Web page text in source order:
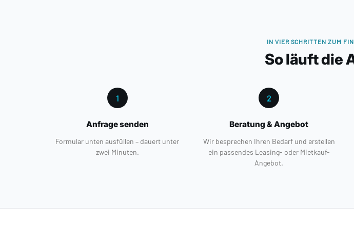
IN VIER SCHRITTEN ZUM
So läuft die
1
Anfrage senden
Formular unten ausfüllen – dauert unter
zwei Minuten.
2
Beratung & Angebot
Wir besprechen Ihren Bedarf und erstellen
ein passendes Leasing- oder Mietkauf-
Angebot.